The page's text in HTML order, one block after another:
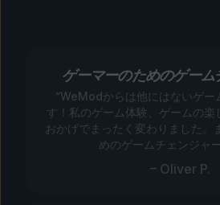
ゲーマーのためのゲーム
“WeModからは他にはないゲー
す！私のゲーム体験、ゲームの
おかげでまったく変わりました。
めのゲームチェンジャ
– Oliver P.